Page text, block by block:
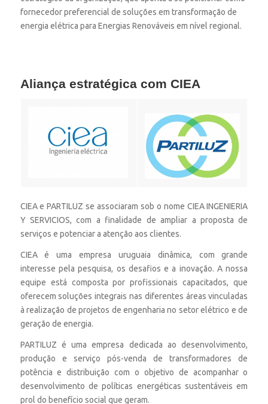
fornecedor preferencial de soluções em transformação de
energia elétrica para Energias Renováveis em nível regional.
Aliança estratégica com CIEA
CIEA e PARTILUZ se associaram sob o nome CIEA INGENIERIA
Y SERVICIOS, com a finalidade de ampliar a proposta de
serviços e potenciar a atenção aos clientes.
CIEA é uma empresa uruguaia dinâmica, com grande
interesse pela pesquisa, os desafios e a inovação. A nossa
equipe está composta por profissionais capacitados, que
oferecem soluções integrais nas diferentes áreas vinculadas
à realização de projetos de engenharia no setor elétrico e de
geração de energia.
PARTILUZ é uma empresa dedicada ao desenvolvimento,
produção e serviço pós-venda de transformadores de
potência e distribuição com o objetivo de acompanhar o
desenvolvimento de políticas energéticas sustentáveis em
prol do benefício social que geram.